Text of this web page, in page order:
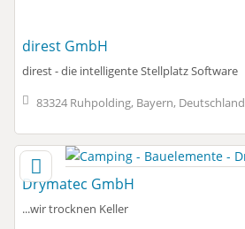
direst GmbH
direst - die intelligente Stellplatz Software
83324 Ruhpolding, Bayern, Deutschland
Drymatec GmbH
...wir trocknen Keller